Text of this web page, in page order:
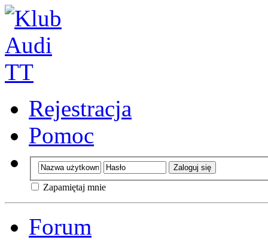
Rejestracja
Pomoc
Zapamiętaj mnie
Forum